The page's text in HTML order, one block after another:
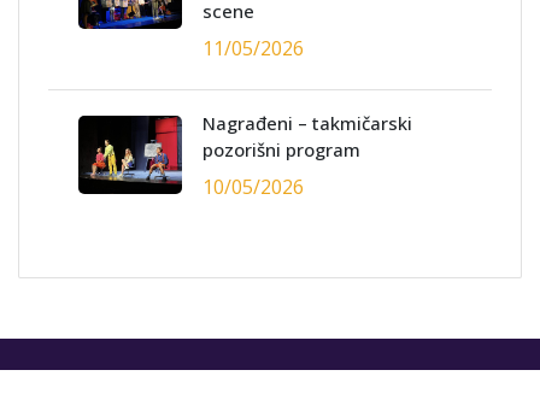
scene
11/05/2026
Nagrađeni – takmičarski
pozorišni program
10/05/2026